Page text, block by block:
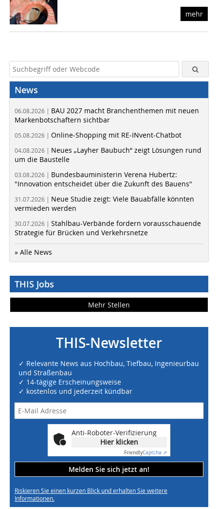
mehr
News
06.08.2026 | BAU 2027 macht Branchenthemen mit neuen
Markenbotschaftern sichtbar
05.08.2026 | Online-Shopping mit RE-INvent-Chatbot
04.08.2026 | Neues „Layher Baubuch“ zeigt Lösungen rund
um die Baustelle
03.08.2026 | Bundesbauministerin Verena Hubertz:
"Innovation entscheidet über die Zukunft des Bauens"
31.07.2026 | Neue Studie zeigt: Viele Bauabfälle könnten
vermieden werden
30.07.2026 | Stahlbau-Verbände fordern vorausschauende
Strategie für Brücken und Verkehrsnetze
» Alle News
THIS Jobs
Mehr Stellen
THIS-Newsletter
✓ Relevante News aus Hochbau, Tiefbau, Ingenieurbau
und Straßenbau
✓ 14-tägige Erscheinungsweise
✓ kostenlos und jederzeit kündbar
Anti-Roboter-Verifizierung
Hier klicken
FriendlyCaptcha ⇗
Melden Sie sich jetzt an!
Riskieren Sie einen kurzen Blick und erhalten Sie weitere
Informationen.